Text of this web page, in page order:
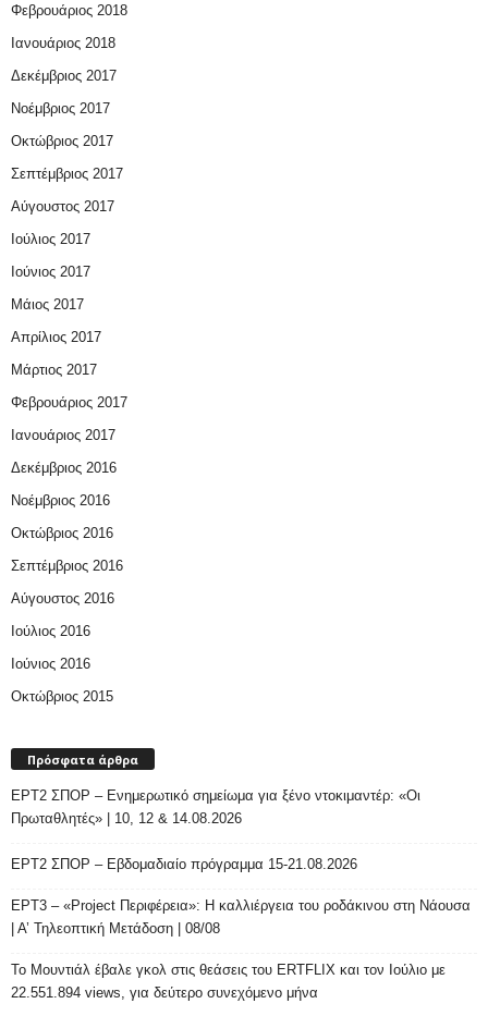
Φεβρουάριος 2018
Ιανουάριος 2018
Δεκέμβριος 2017
Νοέμβριος 2017
Οκτώβριος 2017
Σεπτέμβριος 2017
Αύγουστος 2017
Ιούλιος 2017
Ιούνιος 2017
Μάιος 2017
Απρίλιος 2017
Μάρτιος 2017
Φεβρουάριος 2017
Ιανουάριος 2017
Δεκέμβριος 2016
Νοέμβριος 2016
Οκτώβριος 2016
Σεπτέμβριος 2016
Αύγουστος 2016
Ιούλιος 2016
Ιούνιος 2016
Οκτώβριος 2015
Πρόσφατα άρθρα
ΕΡΤ2 ΣΠΟΡ – Ενημερωτικό σημείωμα για ξένο ντοκιμαντέρ: «Οι
Πρωταθλητές» | 10, 12 & 14.08.2026
ΕΡΤ2 ΣΠΟΡ – Εβδομαδιαίο πρόγραμμα 15-21.08.2026
ΕΡΤ3 – «Project Περιφέρεια»: Η καλλιέργεια του ροδάκινου στη Νάουσα
| Α’ Τηλεοπτική Μετάδοση | 08/08
Το Μουντιάλ έβαλε γκολ στις θεάσεις του ERTFLIX και τον Ιούλιο με
22.551.894 views, για δεύτερο συνεχόμενο μήνα